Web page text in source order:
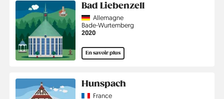
Bad Liebenzell
CountryAllemagne
Région
Bade-Wurtemberg
Année
2020
En savoir plus
Hunspach
Country
France